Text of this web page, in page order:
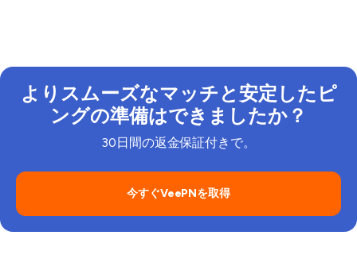
よりスムーズなマッチと安定したピ
ングの準備はできましたか？
30日間の返金保証付きで。
今すぐVeePNを取得